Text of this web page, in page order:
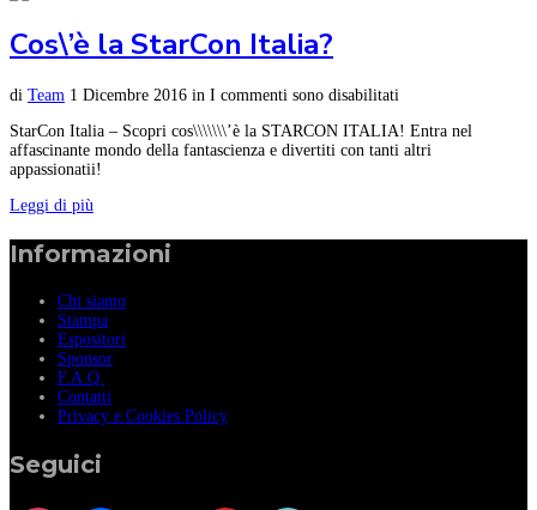
Cos\’è la StarCon Italia?
di Team 1 Dicembre 2016 in I commenti sono disabilitati
StarCon Italia – Scopri cos\\\\\\\’è la STARCON ITALIA! Entra nel
affascinante mondo della fantascienza e divertiti con tanti altri
appassionatii!
Leggi di più
Informazioni
Chi siamo
Stampa
Espositori
Sponsor
F.A.Q.
Contatti
Privacy e Cookies Policy
Seguici